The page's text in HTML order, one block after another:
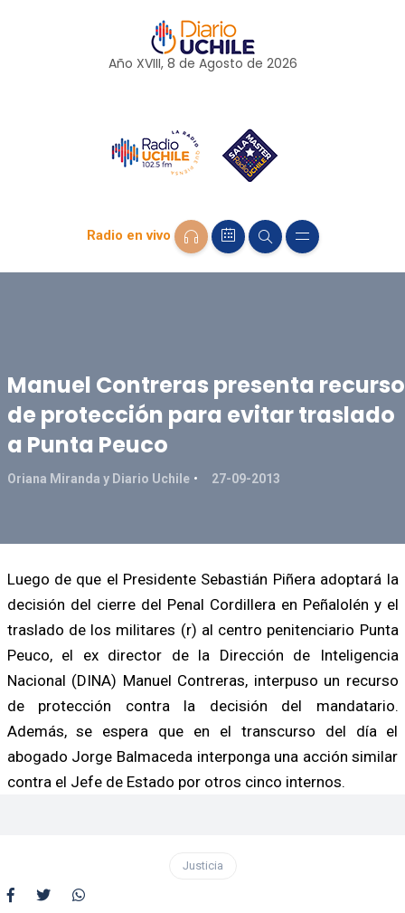
Año XVIII, 8 de Agosto de 2026
Radio en vivo
Manuel Contreras presenta recurso
de protección para evitar traslado
a Punta Peuco
Oriana Miranda y Diario Uchile 27-09-2013
Luego de que el Presidente Sebastián Piñera adoptará la
decisión del cierre del Penal Cordillera en Peñalolén y el
traslado de los militares (r) al centro penitenciario Punta
Peuco, el ex director de la Dirección de Inteligencia
Nacional (DINA) Manuel Contreras, interpuso un recurso
de protección contra la decisión del mandatario.
Además, se espera que en el transcurso del día el
abogado Jorge Balmaceda interponga una acción similar
contra el Jefe de Estado por otros cinco internos.
Justicia